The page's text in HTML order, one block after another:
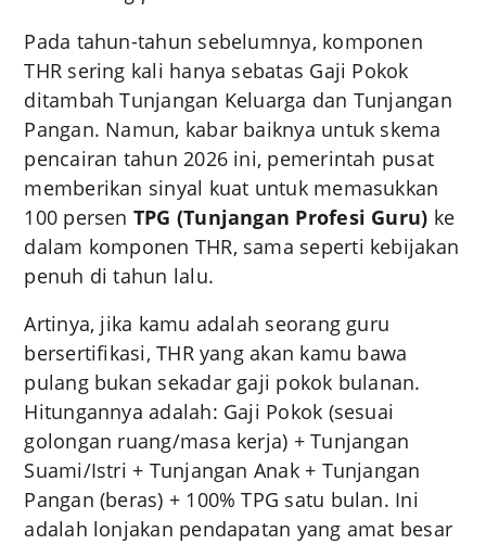
Pada tahun-tahun sebelumnya, komponen
THR sering kali hanya sebatas Gaji Pokok
ditambah Tunjangan Keluarga dan Tunjangan
Pangan. Namun, kabar baiknya untuk skema
pencairan tahun 2026 ini, pemerintah pusat
memberikan sinyal kuat untuk memasukkan
100 persen TPG (Tunjangan Profesi Guru) ke
dalam komponen THR, sama seperti kebijakan
penuh di tahun lalu.
Artinya, jika kamu adalah seorang guru
bersertifikasi, THR yang akan kamu bawa
pulang bukan sekadar gaji pokok bulanan.
Hitungannya adalah: Gaji Pokok (sesuai
golongan ruang/masa kerja) + Tunjangan
Suami/Istri + Tunjangan Anak + Tunjangan
Pangan (beras) + 100% TPG satu bulan. Ini
adalah lonjakan pendapatan yang amat besar